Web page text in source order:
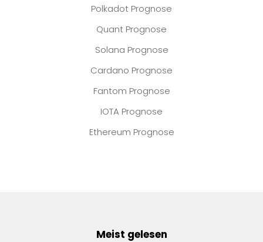
Polkadot Prognose
Quant Prognose
Solana Prognose
Cardano Prognose
Fantom Prognose
IOTA Prognose
Ethereum Prognose
Meist gelesen